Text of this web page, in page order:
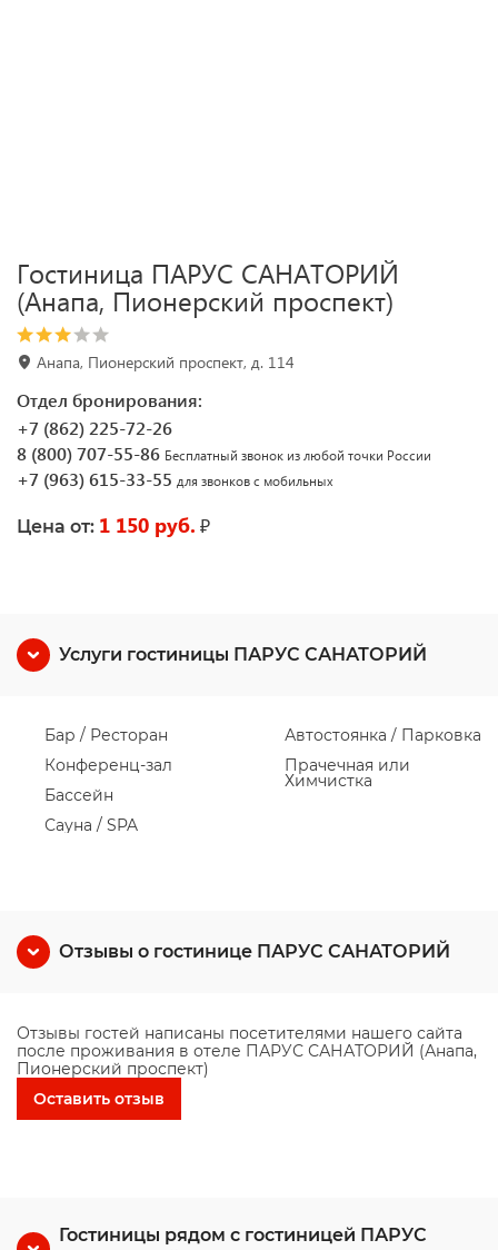
Гостиница ПАРУС САНАТОРИЙ
(Анапа, Пионерский проспект)
Анапа, Пионерский проспект, д. 114
Отдел бронирования:
+7 (862) 225-72-26
8 (800) 707-55-86 Бесплатный звонок из любой точки России
+7 (963) 615-33-55 для звонков с мобильных
Цена от: 1 150 руб. ₽
Услуги гостиницы ПАРУС САНАТОРИЙ
Бар / Ресторан
Конференц-зал
Бассейн
Сауна / SPA
Автостоянка / Парковка
Прачечная или
Химчистка
Отзывы о гостинице ПАРУС САНАТОРИЙ
Отзывы гостей написаны посетителями нашего сайта
после проживания в отеле ПАРУС САНАТОРИЙ (Анапа,
Пионерский проспект)
Оставить отзыв
Гостиницы рядом с гостиницей ПАРУС